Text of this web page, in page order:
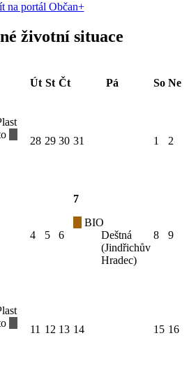
na portál Občan+
životní situace
Út St Čt Pá So Ne
28 29 30 31 1 2
4 5 6
7
BIO
Deštná
(Jindřichův
Hradec)
8 9
11 12 13 14 15 16